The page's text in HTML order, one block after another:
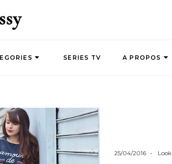
SERIES TV A PROPOS
25/04/2016 Look